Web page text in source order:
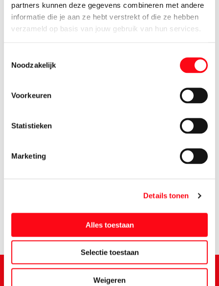
partners kunnen deze gegevens combineren met andere
informatie die je aan ze hebt verstrekt of die ze hebben
verzameld op basis van jouw gebruik van hun services.
Noodzakelijk
Voorkeuren
Statistieken
Marketing
Details tonen
Alles toestaan
Selectie toestaan
Weigeren
3